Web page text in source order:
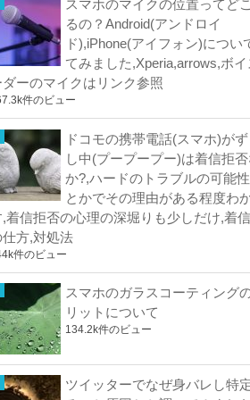
スマホのマイクの位置ってど
るの？Android(アンドロイ
ド),iPhone(アイフォン)につい
てみました,Xperia,arrows,ボイ
ダーのマイクはリンク参照
件のビュー
ドコモの携帯電話(スマホ)が
し中(プープープー)は着信拒
か?,ハードのトラブルの可能
とかでその理由がある程度わ
,着信拒否の心理の深堀りも少しだけ,着
仕方,対処法
件のビュー
スマホのガラスコーティング
リットについて
134.2k件のビュー
ツイッターでなぜ身バレし特